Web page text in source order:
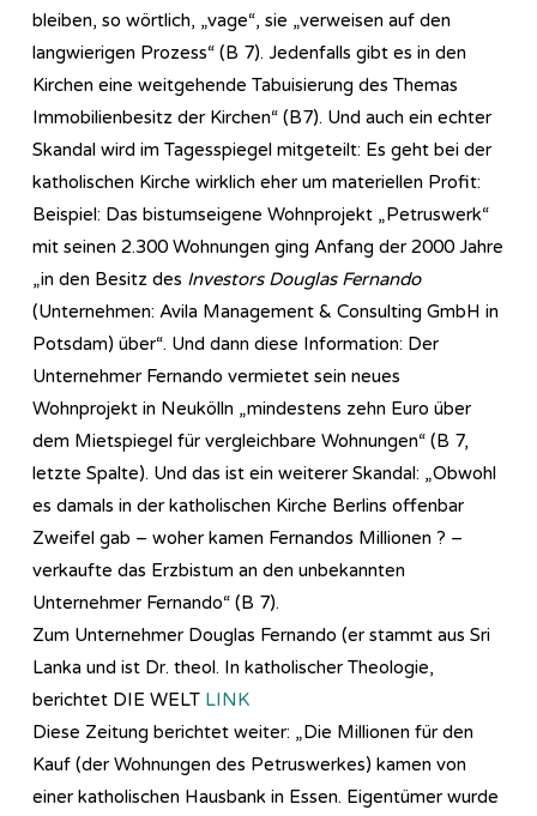
bleiben, so wörtlich, „vage“, sie „verweisen auf den
langwierigen Prozess“ (B 7). Jedenfalls gibt es in den
Kirchen eine weitgehende Tabuisierung des Themas
Immobilienbesitz der Kirchen“ (B7). Und auch ein echter
Skandal wird im Tagesspiegel mitgeteilt: Es geht bei der
katholischen Kirche wirklich eher um materiellen Profit:
Beispiel: Das bistumseigene Wohnprojekt „Petruswerk“
mit seinen 2.300 Wohnungen ging Anfang der 2000 Jahre
„in den Besitz des Investors Douglas Fernando
(Unternehmen: Avila Management & Consulting GmbH in
Potsdam) über“. Und dann diese Information: Der
Unternehmer Fernando vermietet sein neues
Wohnprojekt in Neukölln „mindestens zehn Euro über
dem Mietspiegel für vergleichbare Wohnungen“ (B 7,
letzte Spalte). Und das ist ein weiterer Skandal: „Obwohl
es damals in der katholischen Kirche Berlins offenbar
Zweifel gab – woher kamen Fernandos Millionen ? –
verkaufte das Erzbistum an den unbekannten
Unternehmer Fernando“ (B 7).
Zum Unternehmer Douglas Fernando (er stammt aus Sri
Lanka und ist Dr. theol. In katholischer Theologie,
berichtet DIE WELT LINK
Diese Zeitung berichtet weiter: „Die Millionen für den
Kauf (der Wohnungen des Petruswerkes) kamen von
einer katholischen Hausbank in Essen. Eigentümer wurde